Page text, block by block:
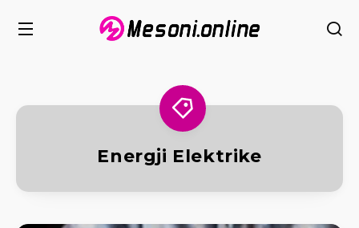
Energji Elektrike